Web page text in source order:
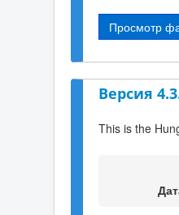
Просмотр
Версия
This is the